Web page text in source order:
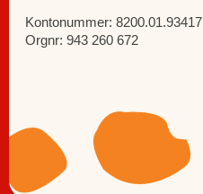
Kontonummer: 8200.01.93417
Orgnr: 943 260 672